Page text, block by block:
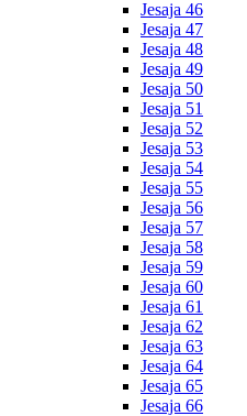
Jesaja 46
Jesaja 47
Jesaja 48
Jesaja 49
Jesaja 50
Jesaja 51
Jesaja 52
Jesaja 53
Jesaja 54
Jesaja 55
Jesaja 56
Jesaja 57
Jesaja 58
Jesaja 59
Jesaja 60
Jesaja 61
Jesaja 62
Jesaja 63
Jesaja 64
Jesaja 65
Jesaja 66